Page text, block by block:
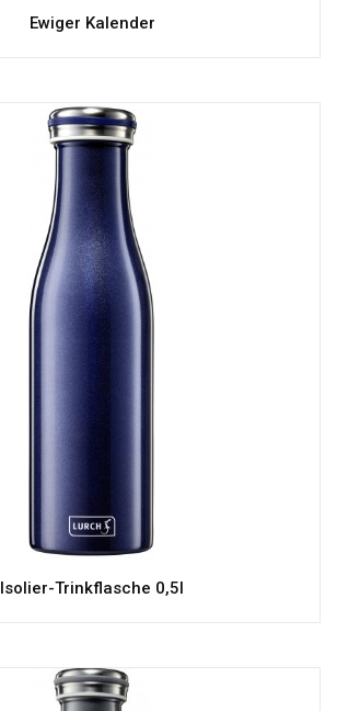
Ewiger Kalender
Isolier-Trinkflasche 0,5l